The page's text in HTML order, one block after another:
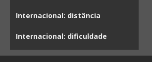
Internacional: distância
Internacional: dificuldade